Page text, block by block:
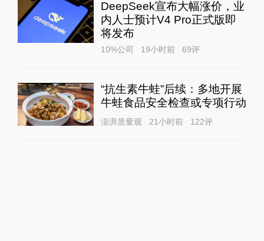
DeepSeek宣布大幅涨价，业
内人士预计V4 Pro正式版即
将发布
10%公司 19小时前 69评
“抗生素牛蛙”后续：多地开展
牛蛙食品安全检查或专项行动
澎湃质量观 21小时前 122评